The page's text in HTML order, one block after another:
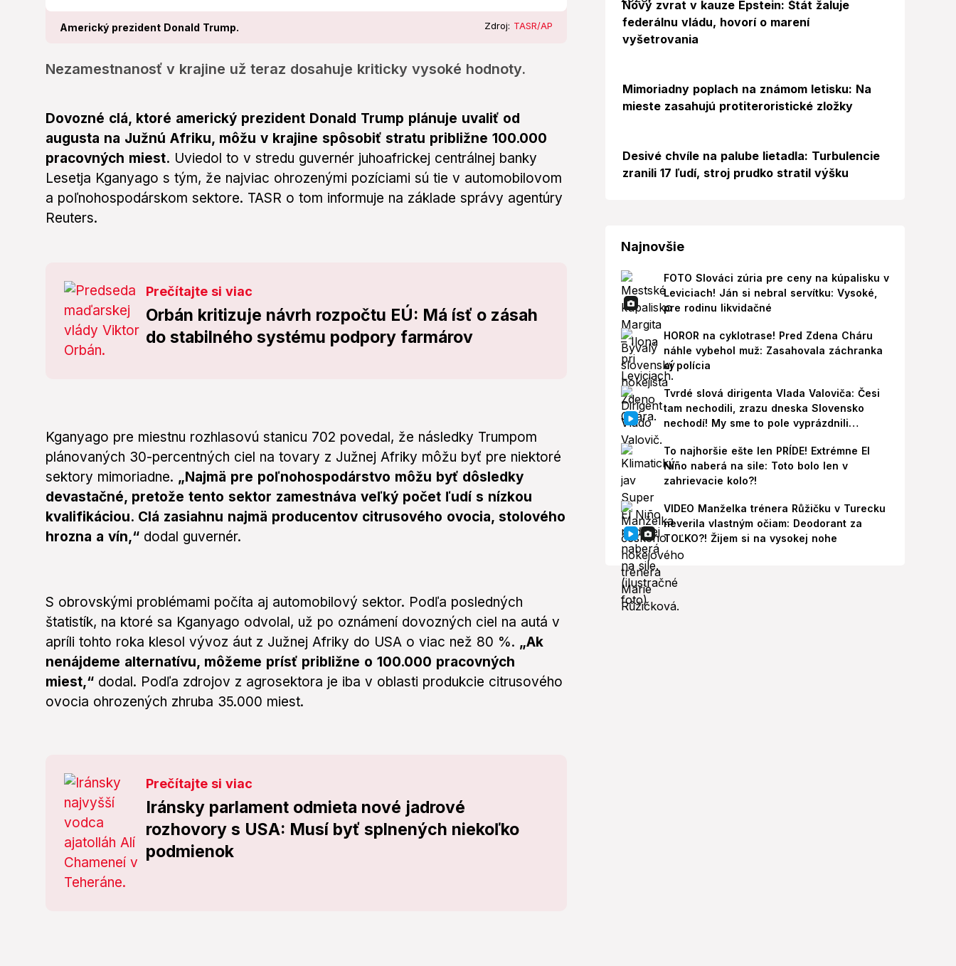
Americký prezident Donald Trump. Zdroj: TASR/AP
Nezamestnanosť v krajine už teraz dosahuje kriticky vysoké hodnoty.
Dovozné clá, ktoré americký prezident Donald Trump plánuje uvaliť od
augusta na Južnú Afriku, môžu v krajine spôsobiť stratu približne 100.000
pracovných miest. Uviedol to v stredu guvernér juhoafrickej centrálnej banky
Lesetja Kganyago s tým, že najviac ohrozenými pozíciami sú tie v automobilovom
a poľnohospodárskom sektore. TASR o tom informuje na základe správy agentúry
Reuters.
Prečítajte si viac
Orbán kritizuje návrh rozpočtu EÚ: Má ísť o zásah
do stabilného systému podpory farmárov
Kganyago pre miestnu rozhlasovú stanicu 702 povedal, že následky Trumpom
plánovaných 30-percentných ciel na tovary z Južnej Afriky môžu byť pre niektoré
sektory mimoriadne. „Najmä pre poľnohospodárstvo môžu byť dôsledky
devastačné, pretože tento sektor zamestnáva veľký počet ľudí s nízkou
kvalifikáciou. Clá zasiahnu najmä producentov citrusového ovocia, stolového
hrozna a vín,“ dodal guvernér.
S obrovskými problémami počíta aj automobilový sektor. Podľa posledných
štatistík, na ktoré sa Kganyago odvolal, už po oznámení dovozných ciel na autá v
apríli tohto roka klesol vývoz áut z Južnej Afriky do USA o viac než 80 %. „Ak
nenájdeme alternatívu, môžeme prísť približne o 100.000 pracovných
miest,“ dodal. Podľa zdrojov z agrosektora je iba v oblasti produkcie citrusového
ovocia ohrozených zhruba 35.000 miest.
Prečítajte si viac
Iránsky parlament odmieta nové jadrové
rozhovory s USA: Musí byť splnených niekoľko
podmienok
Nový zvrat v kauze Epstein: Štát žaluje
federálnu vládu, hovorí o marení
vyšetrovania
Foto
Mimoriadny poplach na známom letisku: Na
mieste zasahujú protiteroristické zložky
Desivé chvíle na palube lietadla: Turbulencie
zranili 17 ľudí, stroj prudko stratil výšku
Najnovšie
FOTO Slováci zúria pre ceny na kúpalisku v
Leviciach! Ján si nebral servítku: Vysoké,
pre rodinu likvidačné
HOROR na cyklotrase! Pred Zdena Cháru
náhle vybehol muž: Zasahovala záchranka
aj polícia
Tvrdé slová dirigenta Vlada Valoviča: Česi
tam nechodili, zrazu dneska Slovensko
nechodí! My sme to pole vyprázdnili
To najhoršie ešte len PRÍDE! Extrémne El
Niño naberá na sile: Toto bolo len v
zahrievacie kolo?!
VIDEO Manželka trénera Růžičku v Turecku
neverila vlastným očiam: Deodorant za
TOĽKO?! Žijem si na vysokej nohe